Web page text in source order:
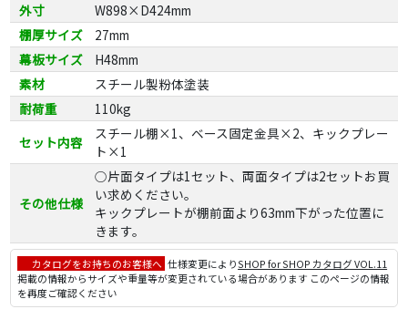
外寸
W898×D424mm
棚厚サイズ
27mm
幕板サイズ
H48mm
素材
スチール製粉体塗装
耐荷重
110kg
セット内容
スチール棚×1、ベース固定金具×2、キックプレー
ト×1
その他仕様
○片面タイプは1セット、両面タイプは2セットお買
い求めください。
キックプレートが棚前面より63mm下がった位置に
きます。
カタログをお持ちのお客様へ 仕様変更によりSHOP for SHOP カタログ VOL.11
掲載の情報からサイズや重量等が変更されている場合があります このページの情報
を再度ご確認ください